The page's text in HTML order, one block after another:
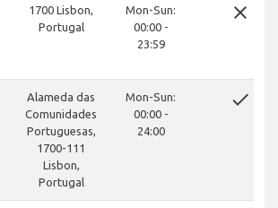
1700 Lisbon,
Portugal
Mon-Sun:
00:00 -
23:59
close
Alameda das
Comunidades
Portuguesas,
1700-111
Lisbon,
Portugal
Mon-Sun:
00:00 -
24:00
done